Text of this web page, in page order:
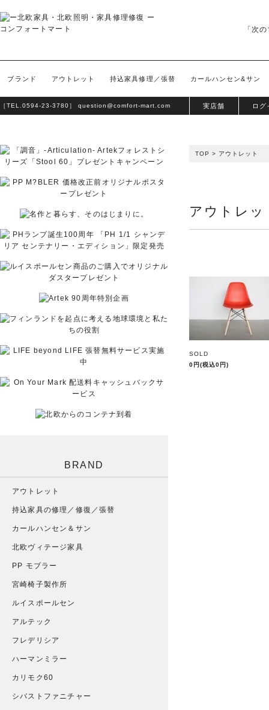
「次
ブランド アウトレット 持込家具修理／張替 カールハンセン&サン
［TEL. 0594-23-3780］ question@comfort-mart.com 実店舗 ログ
TOP > アウトレット
アウトレッ
SOLD
0円(税込0円)
BRAND
アウトレット
持込家具の修理／修復／張替
カールハンセン＆サン
北欧ヴィテージ家具
PP モブラー
宮崎椅子製作所
ルイスポールセン
アルテック
フレデリシア
ハーマンミラー
カリモク60
シバストファニチャー